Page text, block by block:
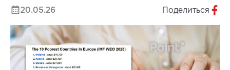
20.05.26 Поделиться